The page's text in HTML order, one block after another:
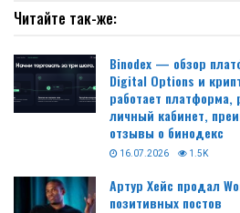
Читайте так-же:
Binodex — обзор
Digital Options и
работает платформа,
личный кабинет,
отзывы о бинодекс
16.07.2026 1.5K
Артур Хейс продал
позитивных постов